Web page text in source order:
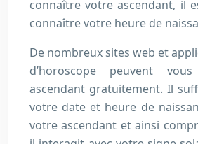
connaître votre ascendant, il
connaître votre heure de
De nombreux sites web et
d’horoscope peuvent
ascendant gratuitement. Il
votre date et heure de
votre ascendant et ainsi